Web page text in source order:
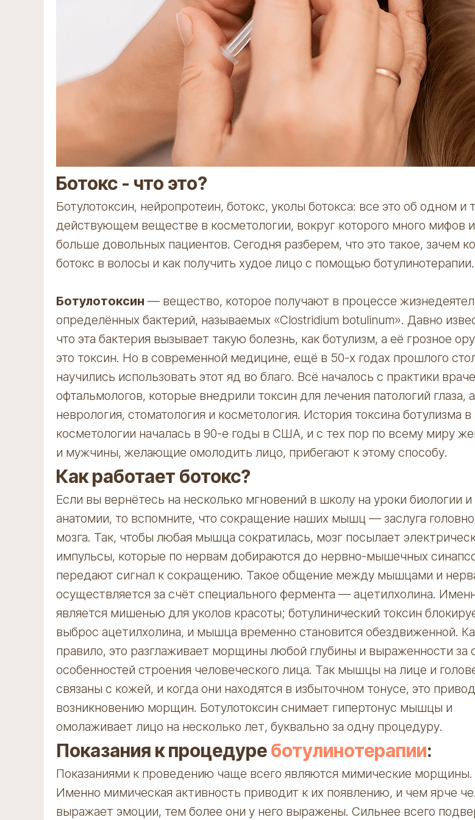
Ботокс - что это?
Ботулотоксин, нейропротеин, ботокс, уколы ботокса: все это об одном и
действующем веществе в косметологии, вокруг которого много мифов
больше довольных пациентов. Сегодня разберем, что это такое, зачем
ботокс в волосы и как получить худое лицо с помощью ботулинотерапии.
Ботулотоксин — вещество, которое получают в процессе
определённых бактерий, называемых «Clostridium botulinum». Давно
что эта бактерия вызывает такую болезнь, как ботулизм, а её грозное
это токсин. Но в современной медицине, ещё в 50-х годах прошлого
научились использовать этот яд во благо. Всё началось с практики
офтальмологов, которые внедрили токсин для лечения патологий глаза,
неврология, стоматология и косметология. История токсина ботулизма в
косметологии началась в 90-е годы в США, и с тех пор по всему миру
и мужчины, желающие омолодить лицо, прибегают к этому способу.
Как работает ботокс?
Если вы вернётесь на несколько мгновений в школу на уроки биологии и
анатомии, то вспомните, что сокращение наших мышц — заслуга
мозга. Так, чтобы любая мышца сократилась, мозг посылает
импульсы, которые по нервам добираются до нервно-мышечных
передают сигнал к сокращению. Такое общение между мышцами и
осуществляется за счёт специального фермента — ацетилхолина.
является мишенью для уколов красоты; ботулинический токсин
выброс ацетилхолина, и мышца временно становится обездвиженной.
правило, это разглаживает морщины любой глубины и выраженности за
особенностей строения человеческого лица. Так мышцы на лице и
связаны с кожей, и когда они находятся в избыточном тонусе, это
возникновению морщин. Ботулотоксин снимает гипертонус мышцы и
омолаживает лицо на несколько лет, буквально за одну процедуру.
Показания к процедуреботулинотерапии:
Показаниями к проведению чаще всего являются мимические морщины.
Именно мимическая активность приводит к их появлению, и чем ярче
выражает эмоции, тем более они у него выражены. Сильнее всего